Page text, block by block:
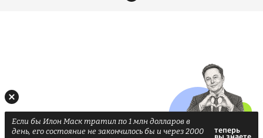
Если бы Илон Маск тратил по 1 млн долларов в
день, его состояние не закончилось бы и через 2000